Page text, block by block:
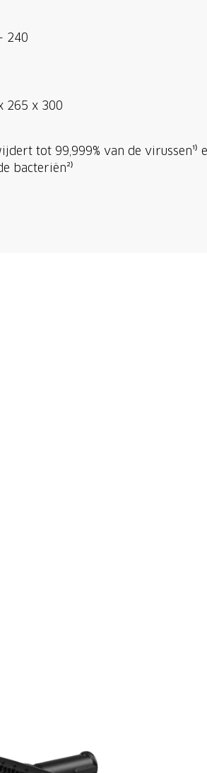
240
265 x 300
tot 99,999% van de virussen¹⁾
bacteriën²⁾